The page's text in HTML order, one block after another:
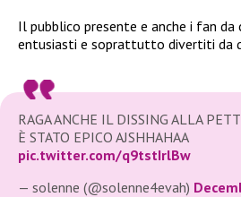
Il pubblico presente e anche i fan da
entusiasti e soprattutto divertiti da
RAGA ANCHE IL DISSING ALLA
È STATO EPICO AJSHHAHAA
pic.twitter.com/q9tstIrlBw
— solenne (@solenne4evah)